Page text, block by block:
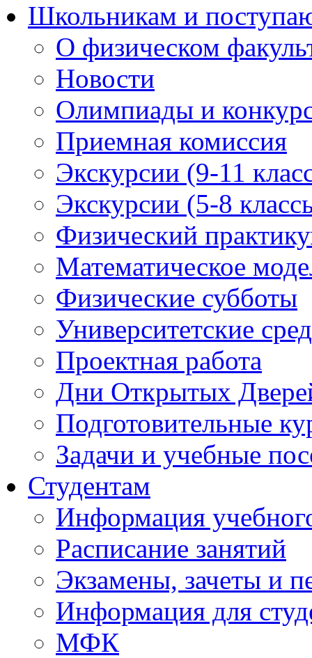
Школьникам и
О физическом
Новости
Олимпиады и
Приемная комиссия
Экскурсии (9-11
Экскурсии (5-8
Физический
Математическое
Физические субботы
Университетские
Проектная работа
Дни Открытых
Подготовительные
Задачи и учебные
Студентам
Информация
Расписание занятий
Экзамены, зачеты и
Информация для
МФК